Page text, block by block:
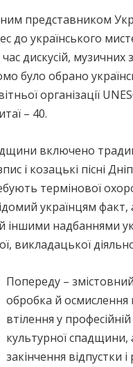
представником
до українського
дискусій, музичних
було обрано
організації
– 40.
включено
і козацькі пісні
термінової
українцям факт,
іншими надбаннями
викладацької
Попереду –
обробка й осмислення
втілення у
культурної спадщини,
закінчення відпустки